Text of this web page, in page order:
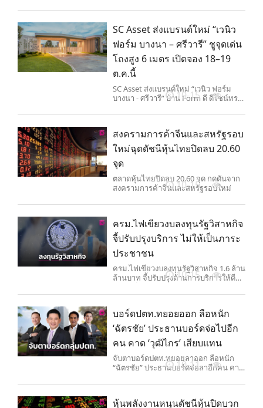
SC Asset ส่งแบรนด์ใหม่ “เวนิว
ฟอร์ม บางนา – ศรีวารี” ชูจุดเด่น
โถงสูง 6 เมตร เปิดจอง 18–19
ต.ค.นี้
SC Asset ส่งแบรนด์ใหม่ “เวนิว ฟอร์ม
บางนา - ศรีวารี” บ้าน Form ดี ดีไซน์ทรง
ชูจุดเด่นโถงสูง 6 เมตร ใกล้เมกาบางนา–
10-15
สงครามการค้าจีนและสหรัฐรอบ
ใหม่ฉุดดัชนีหุ้นไทยปิดลบ 20.60
จุด
ตลาดหุ้นไทยปิดลบ 20.60 จุด กดดันจาก
สงครามการค้าจีนและสหรัฐรอบใหม่
10-15
ครม.ไฟเขียวงบลงทุนรัฐวิสาหกิจ
จี้ปรับปรุงบริการ ไม่ให้เป็นภาระ
ประชาชน
ครม.ไฟเขียวงบลงทุนรัฐวิสาหกิจ 1.6 ล้าน
ล้านบาท จี้ปรับปรุงด้านการบริการให้ดี
10-15
บอร์ดปตท.ทยอยออก ลือหนัก
‘ฉัตรชัย’ ประธานบอร์ดจ่อไปอีก
คน คาด ‘วุฒิไกร’ เสียบแทน
จับตาบอร์ดปตท.ทยอยลาออก ลือหนัก
“ฉัตรชัย” ประธานบอร์ดจ่อลาอีกคน คาด
10-11
หุ้นพลังงานหนุนดัชนีหุ้นปิดบวก